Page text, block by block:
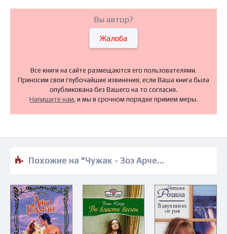
Вы автор?
Жалоба
Все книги на сайте размещаются его пользователями.
Приносим свои глубочайшие извинения, если Ваша книга была
опубликована без Вашего на то согласия.
Напишите нам , и мы в срочном порядке примем меры.
Похожие на "Чужак - Зоэ Арчер" книги читать бесплатно полные версии